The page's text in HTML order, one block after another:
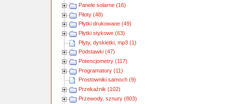
Panele solarne (16)
Piloty (48)
Płytki drukowane (49)
Płytki stykowe (63)
Płyty, dyskietki, mp3 (1)
Podstawki (47)
Potencjometry (117)
Programatory (11)
Prostowniki samoch (9)
Przekaźnik (102)
Przewody, sznury (803)